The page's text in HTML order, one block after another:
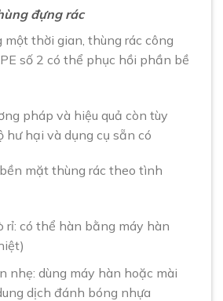
đựng rác
một thời gian, thùng rác công
số 2 có thể phục hồi phần bề
pháp và hiệu quả còn tùy
hư hại và dụng cụ sẵn có
mặt thùng rác theo tình
rỉ: có thể hàn bằng máy hàn
nhẹ: dùng máy hàn hoặc mài
dịch đánh bóng nhựa